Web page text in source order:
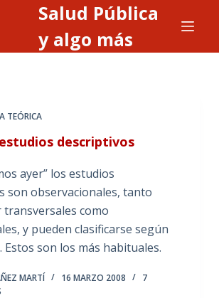
Salud Pública
y algo más
TEÓRICA
descriptivos
ayer” los estudios
son observacionales, tanto
transversales como
y pueden clasificarse según
Estos son los más habituales.
MARTÍ 16 MARZO 2008
7